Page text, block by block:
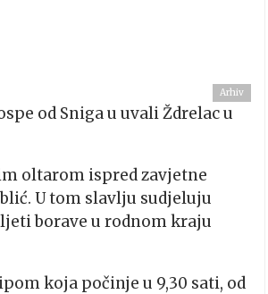
Arhiv
od Sniga u uvali Ždrelac u
oltarom ispred zavjetne
U tom slavlju sudjeluju
borave u rodnom kraju
koja počinje u 9,30 sati, od